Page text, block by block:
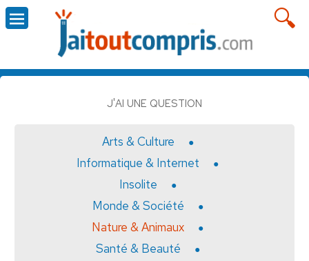
J'AI UNE QUESTION
Arts & Culture
Informatique & Internet
Insolite
Monde & Société
Nature & Animaux
Santé & Beauté